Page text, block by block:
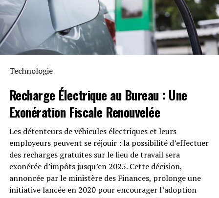
Anker SOLIX met également l’accent sur la longévité du
Solarbank 2 AC. Conçu pour supporter au moins6000
cycles de charge, cet appareil a une durée de vie
estimée dépassant quinze ans. Il est accompagné d’une
garantie fabricant décennale et possède une
intempéries tout en étant capable de fonctionner dans
des températures variant entre -20 °C et +55 °C.
Disponibilité et Offres
Promotionnelles
Le solarbank 2 AC est disponible sur le site officiel
d’Anker SOLIX ainsi que sur Amazon au prix standard de
1299 euros. Cependant, une offre promotionnelle
« early bird » sera active du20 janvier au 23 février
Technologie
Recharge Électriqueau Bureau : Une
Exonération FiscaleRenouvelée
Les détenteurs de véhicules électriques et leurs
employeurs peuvent se réjouir : la possibilité d’effectuer
des recharges gratuites sur le lieu de travail sera
exonérée d’impôts jusqu’en 2025. Cette décision,
annoncée par le ministère des Finances, prolonge une
initiative lancée en 2020 pour encourager l’adoption